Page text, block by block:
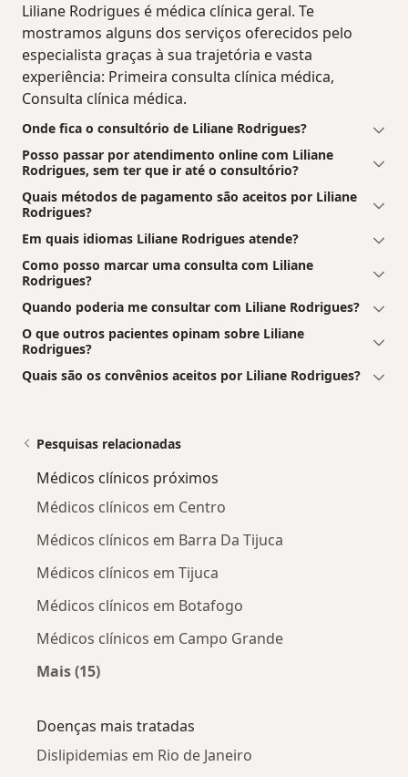
Liliane Rodrigues é médica clínica geral. Te
mostramos alguns dos serviços oferecidos pelo
especialista graças à sua trajetória e vasta
experiência: Primeira consulta clínica médica,
Consulta clínica médica.
Onde fica o consultório de Liliane Rodrigues?
Posso passar por atendimento online com Liliane
Rodrigues, sem ter que ir até o consultório?
Quais métodos de pagamento são aceitos por Liliane
Rodrigues?
Em quais idiomas Liliane Rodrigues atende?
Como posso marcar uma consulta com Liliane
Rodrigues?
Quando poderia me consultar com Liliane Rodrigues?
O que outros pacientes opinam sobre Liliane
Rodrigues?
Quais são os convênios aceitos por Liliane Rodrigues?
Pesquisas relacionadas
Médicos clínicos próximos
Médicos clínicos em Centro
Médicos clínicos em Barra Da Tijuca
Médicos clínicos em Tijuca
Médicos clínicos em Botafogo
Médicos clínicos em Campo Grande
Mais (15)
Doenças mais tratadas
Dislipidemias em Rio de Janeiro